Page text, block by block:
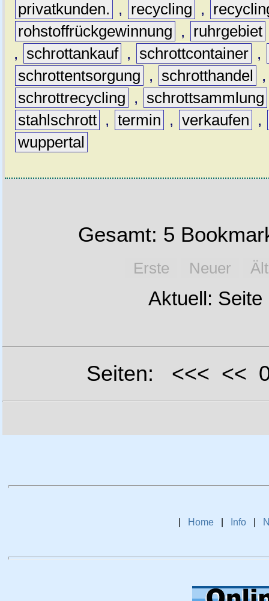
privatkunden.
, recycling ,
rohstoffrückgewinnung
, ruhrgebiet
,
schrottankauf , schrottcontainer ,
schrottentsorgung
, schrotthandel
schrottrecycling
, schrottsammlung
stahlschrott , termin , verkaufen
,
wuppertal
Gesamt: 5
Erste Neuer
Aktuell: Seite
Seiten: <<< <<
Home Info